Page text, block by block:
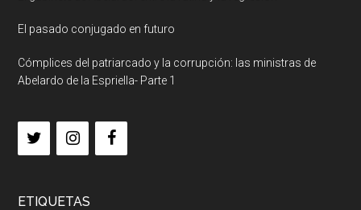
El pasado conjugado en futuro
Cómplices del patriarcado y la corrupción: las ministras de
Abelardo de la Espriella- Parte 1
ETIQUETAS